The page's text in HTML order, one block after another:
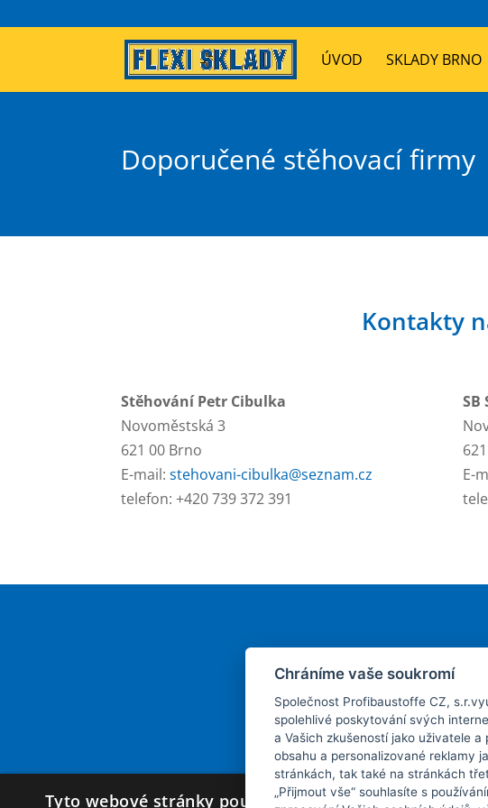
ÚVOD SKLADY BRNO
Doporučené stěhovací firmy
Kontakty
Stěhování Petr Cibulka
Novoměstská 3
621 00 Brno
E-mail:stehovani-cibulka@seznam.cz
telefon: +420 739 372 391
SB
E-
Máte
Chráníme vaše soukromí
Společnost Profibaustoffe CZ,
spolehlivé poskytování svých
a Vašich zkušeností jako uživatele a
obsahu a personalizované reklamy
stránkách, tak také na stránkách
„Přijmout vše“ souhlasíte s
Tyto webové stránky používají soubory cookie.